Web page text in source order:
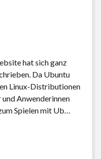
hat sich ganz
Da Ubuntu
Linux-Distributionen
Anwenderinnen
Spielen mit Ub…